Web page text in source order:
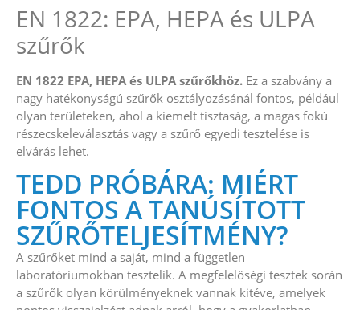
EN 1822: EPA, HEPA és ULPA
szűrők
EN 1822 EPA, HEPA és ULPA szűrőkhöz. Ez a szabvány a
nagy hatékonyságú szűrők osztályozásánál fontos, például
olyan területeken, ahol a kiemelt tisztaság, a magas fokú
részecskeleválasztás vagy a szűrő egyedi tesztelése is
elvárás lehet.
TEDD PRÓBÁRA: MIÉRT
FONTOS A TANÚSÍTOTT
SZŰRŐTELJESÍTMÉNY?
A szűrőket mind a saját, mind a független
laboratóriumokban tesztelik. A megfelelőségi tesztek során
a szűrők olyan körülményeknek vannak kitéve, amelyek